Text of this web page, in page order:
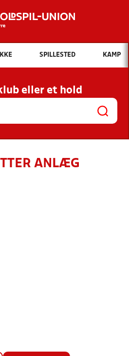
Hvad vil du søge efter?
INDHOLD OG NYHEDER
KLUBBER OG
HOLD
SPILLESTED KAMP
eller et hold
ANLÆG